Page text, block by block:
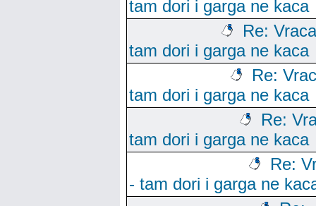
tam dori i garga ne kaca
Re:
tam dori i garga ne kaca
Re:
tam dori i garga ne kaca
Re:
tam dori i garga ne kaca
Re:
- tam dori i garga ne